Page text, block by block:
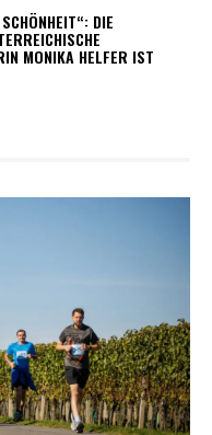
DIE
MONIKA HELFER IST